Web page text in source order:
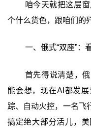
咱今天就把这层
个什么货色，跟咱们的
一、俄式“双座”：
首先得说清楚，
能会想，现在AI都发
踪、自动火控，一名飞
搞定绝大部分活儿，